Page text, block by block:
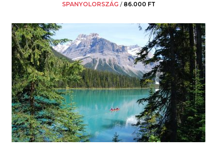
SPANYOLORSZÁG / 86.000 FT